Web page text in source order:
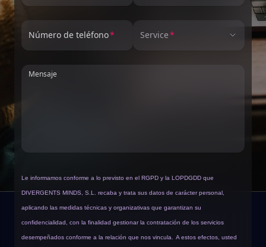
Número de teléfono Service
Mensaje
Le informamos conforme a lo previsto en el RGPD y la LOPDGDD que
DIVERGENTS MINDS, S.L. recaba y trata sus datos de carácter personal,
aplicando las medidas técnicas y organizativas que garantizan su
confidencialidad, con la finalidad gestionar la contratación de los servicios
desempeñados conforme a la relación que nos vincula. A estos efectos, usted